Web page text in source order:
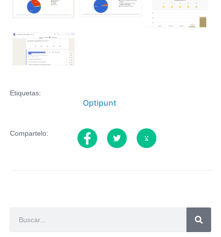
Etiquetas:
Optipunt
Compartelo: